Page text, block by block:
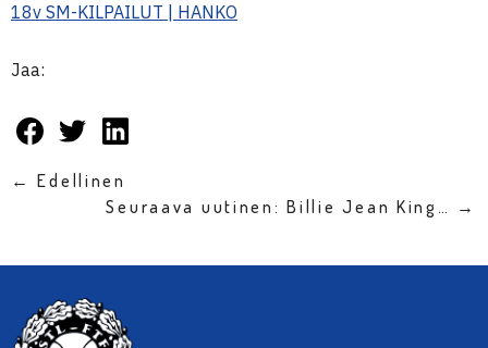
18v SM-KILPAILUT | HANKO
Jaa:
← Edellinen
Seuraava uutinen: Billie Jean King… →